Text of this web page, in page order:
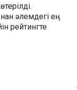
әлемдегі ең
рейтингте